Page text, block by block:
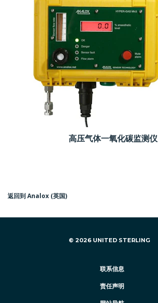
高压气体一氧化碳监测仪
返回到 Analox (英国)
© 2026 UNITED STERLING
联系信息
责任声明